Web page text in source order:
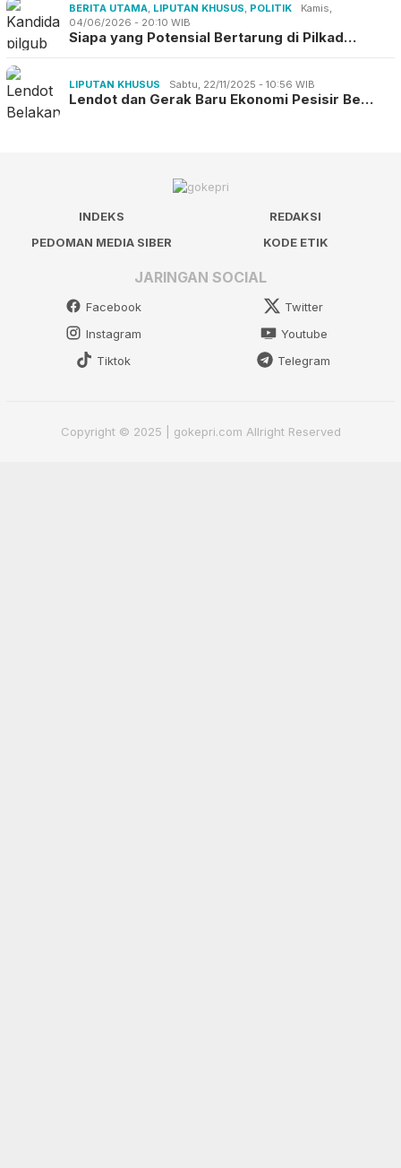
BERITA UTAMA, LIPUTAN KHUSUS, POLITIK
Kamis,
04/06/2026 - 20:10 WIB
Siapa yang Potensial Bertarung di Pilkad…
LIPUTAN KHUSUS Sabtu, 22/11/2025 - 10:56 WIB
Lendot dan Gerak Baru Ekonomi Pesisir Be…
INDEKS
REDAKSI
PEDOMAN MEDIA SIBER
KODE ETIK
JARINGAN SOCIAL
Facebook
Twitter
Instagram
Youtube
Tiktok
Telegram
Copyright © 2025 | gokepri.com Allright Reserved